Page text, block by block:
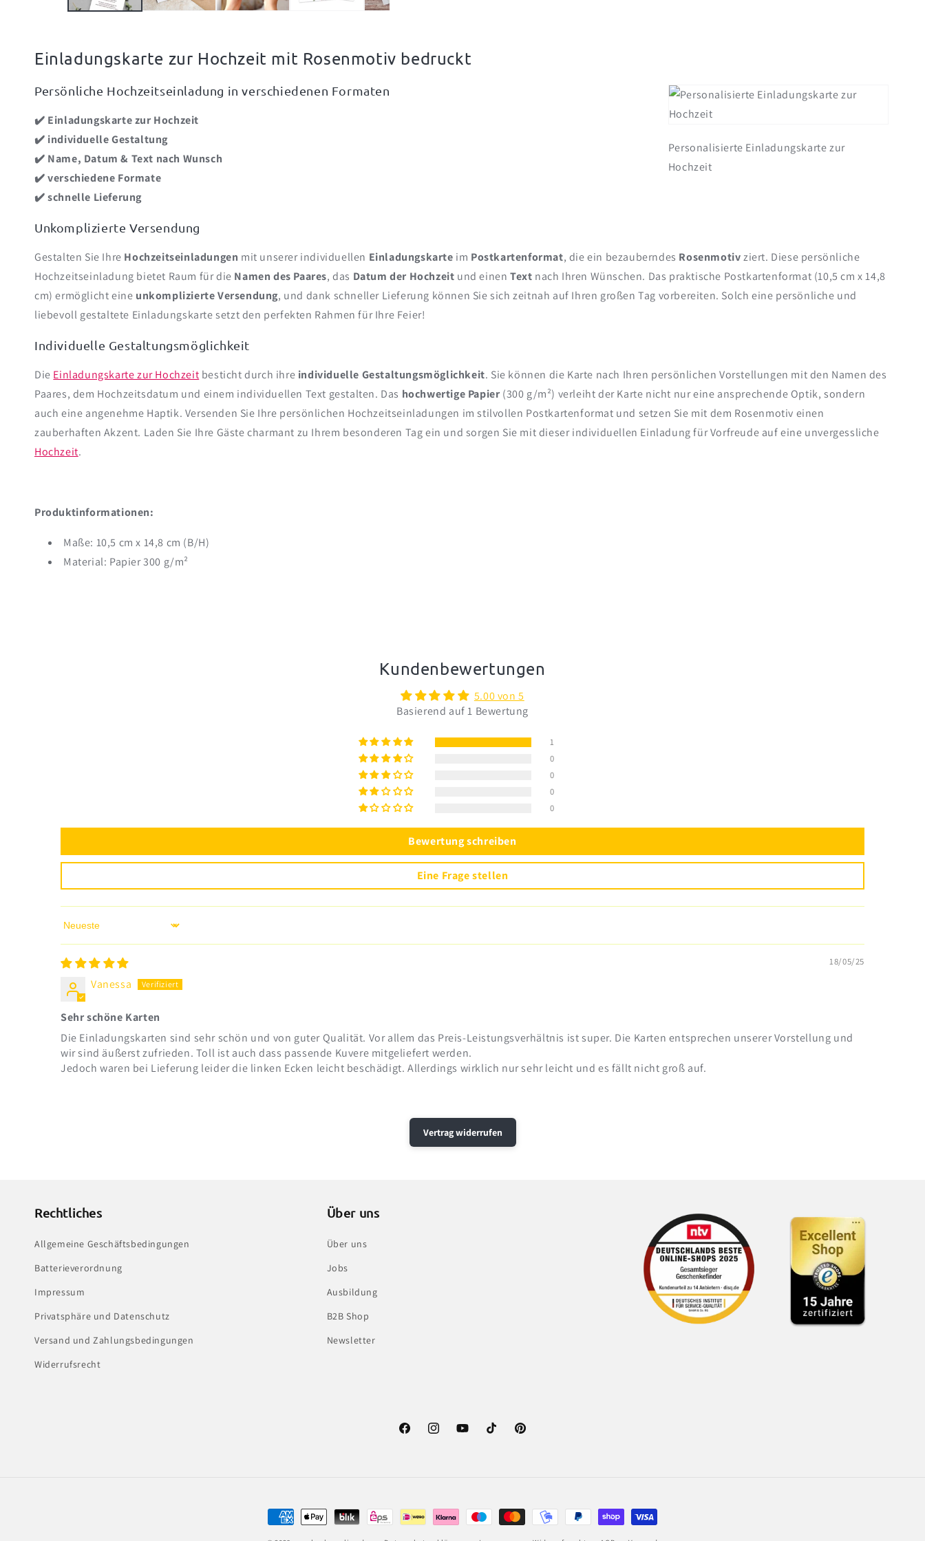
Einladungskarte zur Hochzeit mit Rosenmotiv bedruckt
Personalisierte Einladungskarte zur
Hochzeit
Persönliche Hochzeitseinladung in verschiedenen Formaten
✔️ Einladungskarte zur Hochzeit
✔️ individuelle Gestaltung
✔️ Name, Datum & Text nach Wunsch
✔️ verschiedene Formate
✔️ schnelle Lieferung
Unkomplizierte Versendung
Gestalten Sie Ihre Hochzeitseinladungen mit unserer individuellen Einladungskarte im Postkartenformat, die ein bezauberndes Rosenmotivziert. Diese persönliche
Hochzeitseinladung bietet Raum für die Namen des Paares, das Datum der Hochzeit und einenText nach Ihren Wünschen. Das praktische Postkartenformat (10,5 cm x 14,8
cm) ermöglicht eine unkomplizierte Versendung, und dank schneller Lieferung können Sie sich zeitnah auf Ihren großen Tag vorbereiten. Solch eine persönliche und
liebevoll gestaltete Einladungskarte setzt den perfekten Rahmen für Ihre Feier!
Individuelle Gestaltungsmöglichkeit
Die Einladungskarte zur Hochzeit besticht durch ihre individuelle Gestaltungsmöglichkeit. Sie können die Karte nach Ihren persönlichen Vorstellungen mit den Namen des
Paares, dem Hochzeitsdatum und einem individuellen Text gestalten. Das hochwertige Papier(300 g/m²) verleiht der Karte nicht nur eine ansprechende Optik, sondern
auch eine angenehme Haptik. Versenden Sie Ihre persönlichen Hochzeitseinladungen im stilvollen Postkartenformat und setzen Sie mit dem Rosenmotiv einen
zauberhaften Akzent. Laden Sie Ihre Gäste charmant zu Ihrem besonderen Tag ein und sorgen Sie mit dieser individuellen Einladung für Vorfreude auf eine unvergessliche
Hochzeit.
Produktinformationen:
Maße: 10,5 cm x 14,8 cm (B/H)
Material: Papier 300 g/m²
Kundenbewertungen
5.00 von 5
Basierend auf 1 Bewertung
1
0
0
0
0
Bewertung schreiben
Eine Frage stellen
Sort by
18/05/25
Vanessa
Sehr schöne Karten
Die Einladungskarten sind sehr schön und von guter Qualität. Vor allem das Preis-Leistungsverhältnis ist super. Die Karten entsprechen unserer Vorstellung und
wir sind äußerst zufrieden. Toll ist auch dass passende Kuvere mitgeliefert werden.
Jedoch waren bei Lieferung leider die linken Ecken leicht beschädigt. Allerdings wirklich nur sehr leicht und es fällt nicht groß auf.
Vertrag widerrufen
Rechtliches
Allgemeine Geschäftsbedingungen
Batterieverordnung
Impressum
Privatsphäre und Datenschutz
Versand und Zahlungsbedingungen
Widerrufsrecht
Über uns
Über uns
Jobs
Ausbildung
B2B Shop
Newsletter
FacebookInstagramYouTubeTikTok Pinterest
Zahlungsmethoden